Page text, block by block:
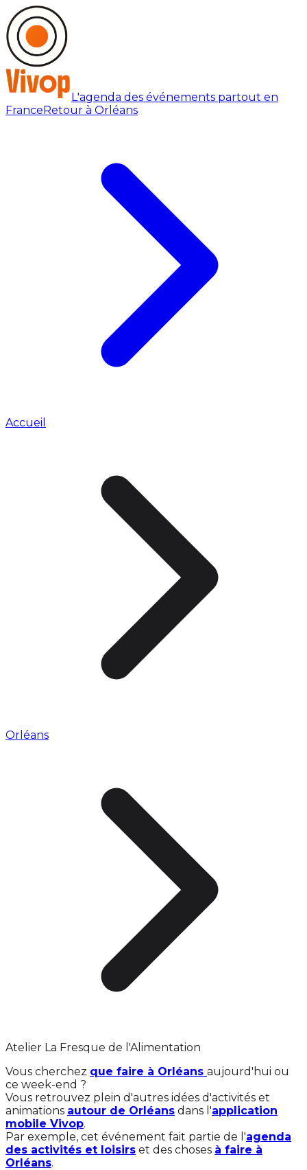
L'agenda des événements partout en
FranceRetour à Orléans
Accueil
Orléans
Atelier La Fresque de l'Alimentation
Vous cherchez que faire à Orléans aujourd'hui ou
ce week-end ?
Vous retrouvez plein d'autres idées d'activités et
animations autour de Orléans dans l'application
mobile Vivop.
Par exemple, cet événement fait partie de l'agenda
des activités et loisirs et des choses à faire à
Orléans.